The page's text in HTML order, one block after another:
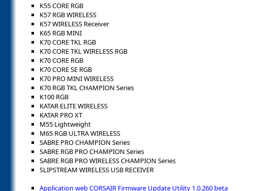
K55 CORE RGB
K57 RGB WIRELESS
K57 WIRELESS Receiver
K65 RGB MINI
K70 CORE TKL RGB
K70 CORE TKL WIRELESS RGB
K70 CORE RGB
K70 CORE SE RGB
K70 PRO MINI WIRELESS
K70 RGB TKL CHAMPION Series
K100 RGB
KATAR ELITE WIRELESS
KATAR PRO XT
M55 Lightweight
M65 RGB ULTRA WIRELESS
SABRE PRO CHAMPION Series
SABRE RGB PRO CHAMPION Series
SABRE RGB PRO WIRELESS CHAMPION Series
SLIPSTREAM WIRELESS USB RECEIVER
Application web CORSAIR Firmware Update Utility 1.0.260 beta